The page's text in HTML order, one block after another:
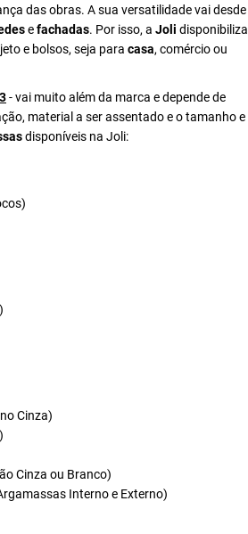
das obras. A sua versatilidade vai desde
efachadas. Por isso, a Joli disponibiliza
e bolsos, seja para casa, comércio ou
- vai muito além da marca e depende de
material a ser assentado e o tamanho e
disponíveis na Joli:
Cinza)
Cinza ou Branco)
Interno e Externo)